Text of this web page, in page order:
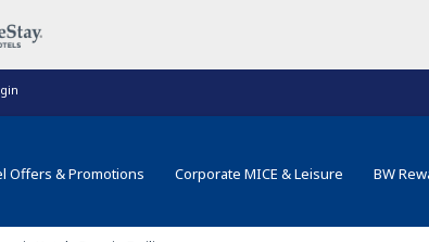
Offers & Promotions Corporate MICE & Leisure BW